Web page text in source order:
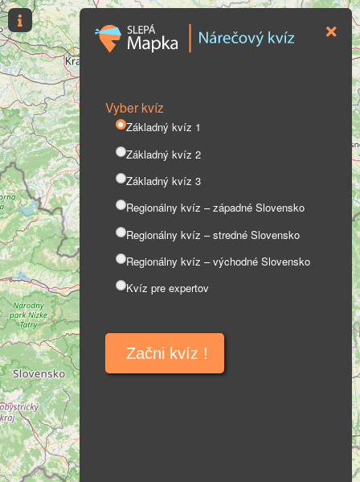
Vyber kvíz
Základný kvíz 1
Základný kvíz 2
Základný kvíz 3
Regionálny kvíz – západné Slovensko
Regionálny kvíz – stredné Slovensko
Regionálny kvíz – východné Slovensko
Kvíz pre expertov
Začni kvíz !